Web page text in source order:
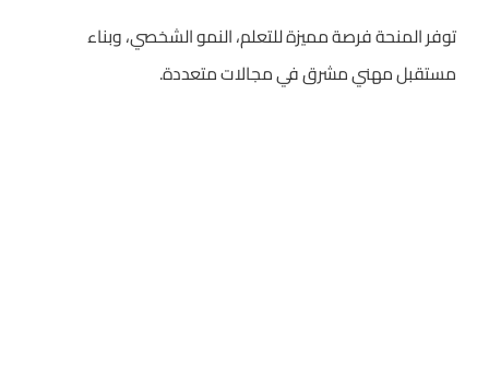
توفر المنحة فرصة مميزة للتعلم، النمو الشخصي، وبناء
مستقبل مهني مشرق في مجالات متعددة.